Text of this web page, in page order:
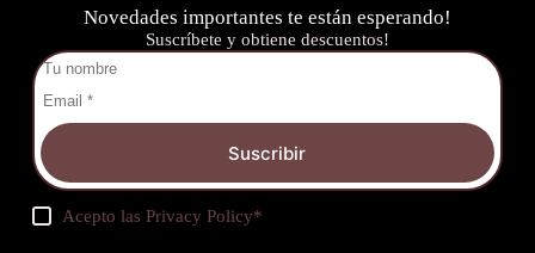
Novedades importantes te están esperando!
Suscríbete y obtiene descuentos!
Suscribir
Acepto lasPrivacy Policy*